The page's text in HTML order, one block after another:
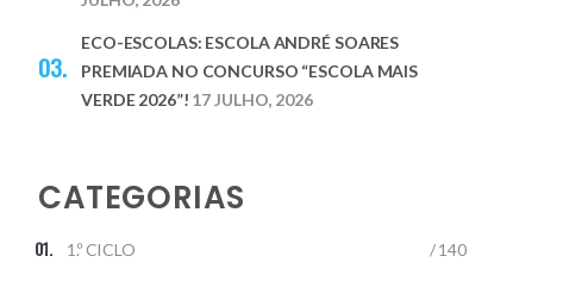
ECO-ESCOLAS: ESCOLA ANDRÉ SOARES
PREMIADA NO CONCURSO “ESCOLA MAIS
VERDE 2026”! 17 JULHO, 2026
CATEGORIAS
1.º CICLO / 140